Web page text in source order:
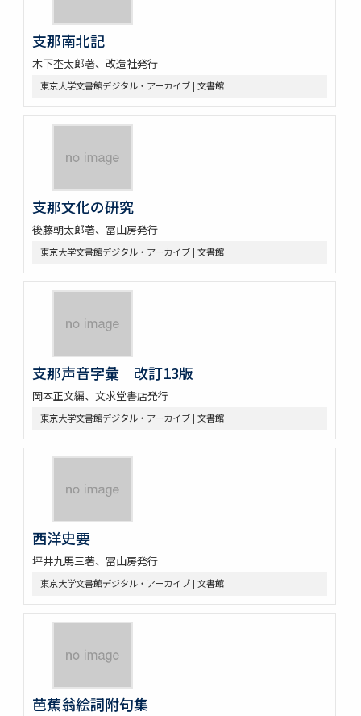
支那南北記
木下杢太郎著、改造社発行
東京大学文書館デジタル・アーカイブ | 文書館
支那文化の研究
後藤朝太郎著、冨山房発行
東京大学文書館デジタル・アーカイブ | 文書館
支那声音字彙 改訂13版
岡本正文編、文求堂書店発行
東京大学文書館デジタル・アーカイブ | 文書館
西洋史要
坪井九馬三著、冨山房発行
東京大学文書館デジタル・アーカイブ | 文書館
芭蕉翁絵詞附句集